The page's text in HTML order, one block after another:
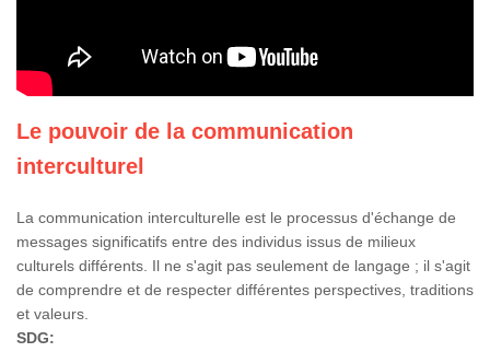
Le pouvoir de la communication
interculturel
La communication interculturelle est le processus d'échange de
messages significatifs entre des individus issus de milieux
culturels différents. Il ne s'agit pas seulement de langage ; il s'agit
de comprendre et de respecter différentes perspectives, traditions
et valeurs.
SDG: